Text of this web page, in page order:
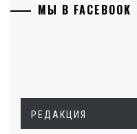
МЫ В FACEBOOK
РЕДАКЦИЯ